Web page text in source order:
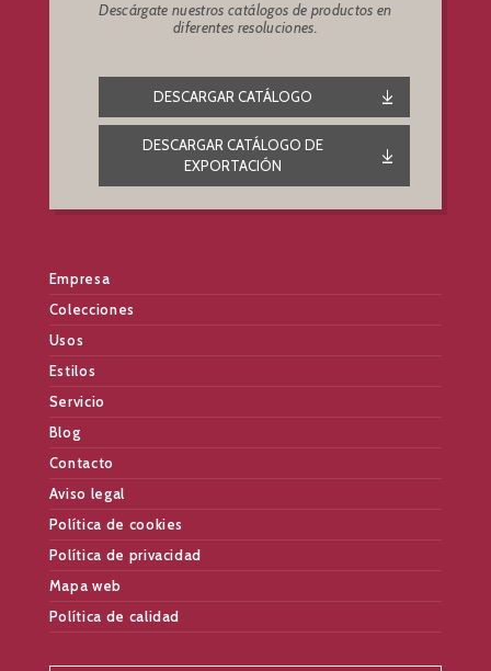
Descárgate nuestros catálogos de productos en
diferentes resoluciones.
DESCARGAR CATÁLOGO
DESCARGAR CATÁLOGO DE
EXPORTACIÓN
Empresa
Colecciones
Usos
Estilos
Servicio
Blog
Contacto
Aviso legal
Política de cookies
Política de privacidad
Mapa web
Política de calidad